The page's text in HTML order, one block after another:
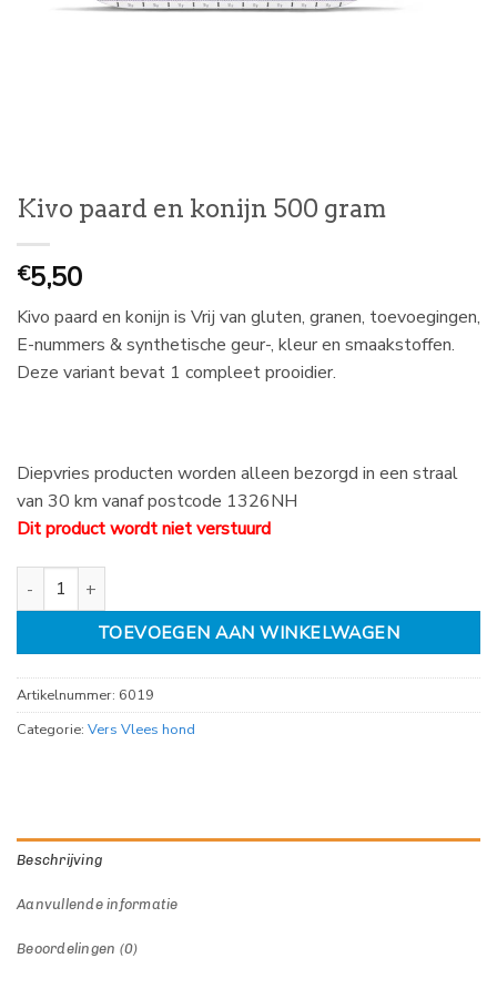
Kivo paard en konijn 500 gram
€5,50
Kivo paard en konijn is Vrij van gluten, granen, toevoegingen,
E-nummers & synthetische geur-, kleur en smaakstoffen.
Deze variant bevat 1 compleet prooidier.
Diepvries producten worden alleen bezorgd in een straal
van 30 km vanaf postcode 1326NH
Dit product wordt niet verstuurd
Kivo paard en konijn 500 gram aantal
TOEVOEGEN AAN WINKELWAGEN
Artikelnummer: 6019
Categorie: Vers Vlees hond
Beschrijving
Aanvullende informatie
Beoordelingen (0)